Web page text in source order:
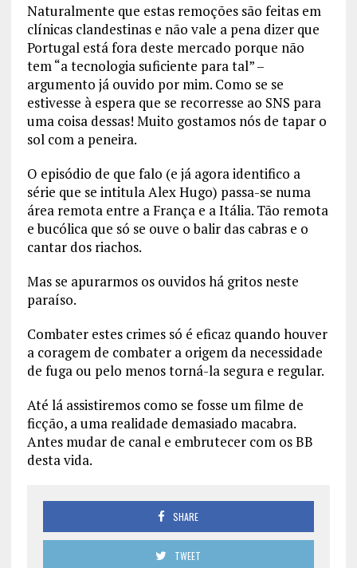
Naturalmente que estas remoções são feitas em
clínicas clandestinas e não vale a pena dizer que
Portugal está fora deste mercado porque não
tem “a tecnologia suficiente para tal” –
argumento já ouvido por mim. Como se se
estivesse à espera que se recorresse ao SNS para
uma coisa dessas! Muito gostamos nós de tapar o
sol com a peneira.
O episódio de que falo (e já agora identifico a
série que se intitula Alex Hugo) passa-se numa
área remota entre a França e a Itália. Tão remota
e bucólica que só se ouve o balir das cabras e o
cantar dos riachos.
Mas se apurarmos os ouvidos há gritos neste
paraíso.
Combater estes crimes só é eficaz quando houver
a coragem de combater a origem da necessidade
de fuga ou pelo menos torná-la segura e regular.
Até lá assistiremos como se fosse um filme de
ficção, a uma realidade demasiado macabra.
Antes mudar de canal e embrutecer com os BB
desta vida.
SHARE
TWEET